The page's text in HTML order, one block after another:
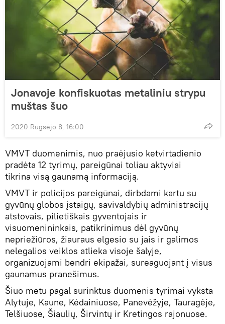
Jonavoje konfiskuotas metaliniu strypu
muštas šuo
2020 Rugsėjo 8, 16:00
VMVT duomenimis, nuo praėjusio ketvirtadienio
pradėta 12 tyrimų, pareigūnai toliau aktyviai
tikrina visą gaunamą informaciją.
VMVT ir policijos pareigūnai, dirbdami kartu su
gyvūnų globos įstaigų, savivaldybių administracijų
atstovais, pilietiškais gyventojais ir
visuomenininkais, patikrinimus dėl gyvūnų
nepriežiūros, žiauraus elgesio su jais ir galimos
nelegalios veiklos atlieka visoje šalyje,
organizuojami bendri ekipažai, sureaguojant į visus
gaunamus pranešimus.
Šiuo metu pagal surinktus duomenis tyrimai vyksta
Alytuje, Kaune, Kėdainiuose, Panevėžyje, Tauragėje,
Telšiuose, Šiaulių, Širvintų ir Kretingos rajonuose.